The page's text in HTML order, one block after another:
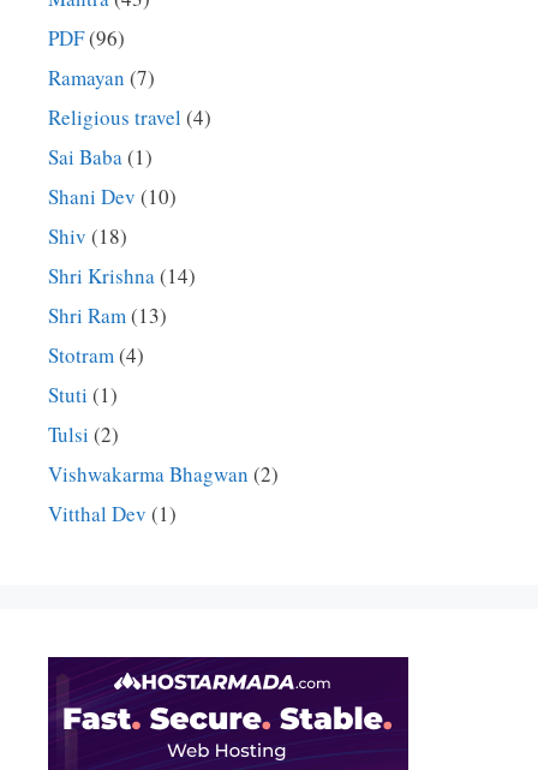
PDF(96)
Ramayan (7)
Religious travel (4)
Sai Baba(1)
Shani Dev (10)
Shiv (18)
Shri Krishna(14)
Shri Ram(13)
Stotram(4)
Stuti (1)
Tulsi (2)
Vishwakarma Bhagwan (2)
Vitthal Dev (1)